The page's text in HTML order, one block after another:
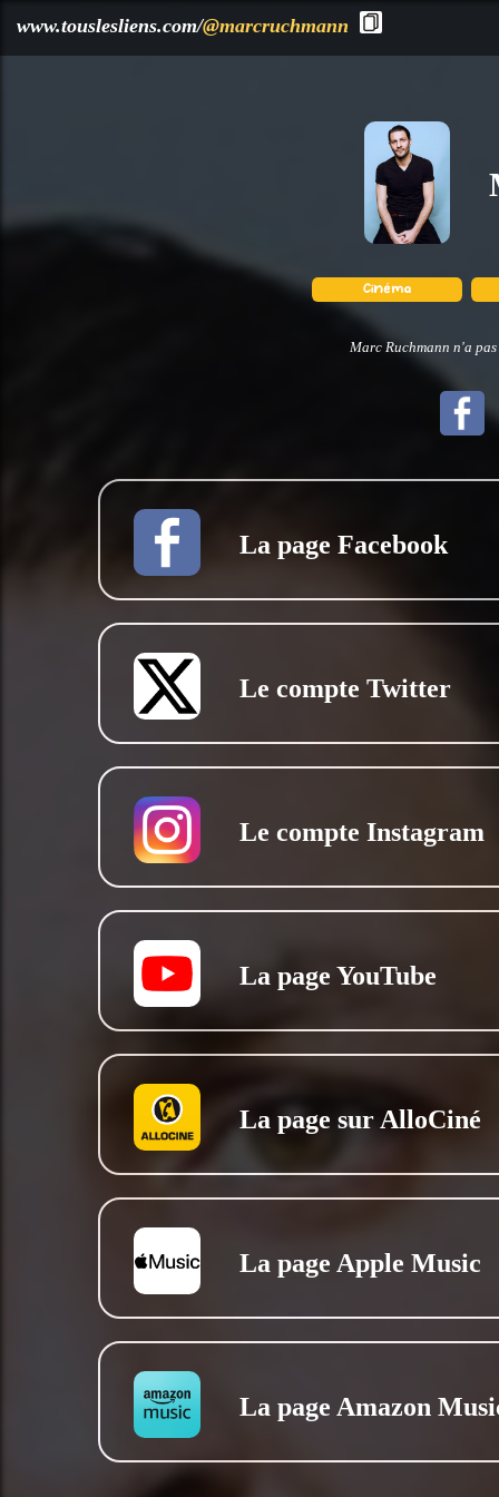
www.touslesliens.com/@marcruchmann
Marc Ruchmann n'a
La page Facebook
Le compte Twitter
Le compte Instagram
La page YouTube
La page sur AlloCiné
La page Apple Music
La page Amazon